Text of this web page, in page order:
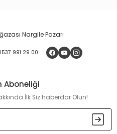
Nargile Pazarı
991 29 00
Aboneliği
İlk Siz haberdar Olun!